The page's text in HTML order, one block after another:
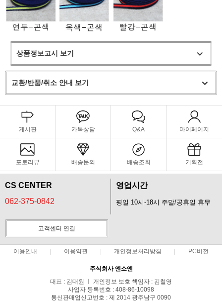
상품정보고시 보기
교환/반품/취소 안내 보기
게시판 카톡상담 Q&A 마이페이지
포토리뷰 배송문의 배송조회 기획전
CS CENTER
062-375-0842
영업시간
평일 10시-18시 주말/공휴일 휴무
고객센터 연결
이용안내 이용약관 개인정보처리방침 PC버전
주식회사 엔소엔
대표 : 김대원 ㅣ 개인정보 보호 책임자 : 김철영
사업자 등록번호 : 408-86-10098
통신판매업신고번호 : 제 2014 광주남구 0090